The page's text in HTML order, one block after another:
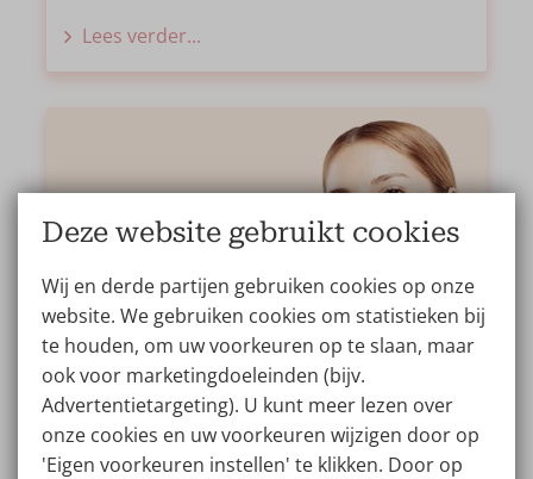
Lees verder...
Anti-aging behandelingen bij
Wellness Kliniek
Deze website gebruikt cookies
Wij en derde partijen gebruiken cookies op onze
website. We gebruiken cookies om statistieken bij
te houden, om uw voorkeuren op te slaan, maar
ook voor marketingdoeleinden (bijv.
Advertentietargeting). U kunt meer lezen over
onze cookies en uw voorkeuren wijzigen door op
'Eigen voorkeuren instellen' te klikken. Door op